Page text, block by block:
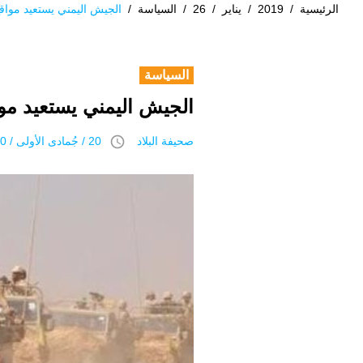
الرئيسية /
2019
/ يناير /
26
/ السياسة / الجيش اليمني يستعيد
السياسة
الجيش اليمني يستعيد
صحيفة البلاد access_time 20 / جُمادى اﻷولى / 1440 هـ 26 يناير 2019